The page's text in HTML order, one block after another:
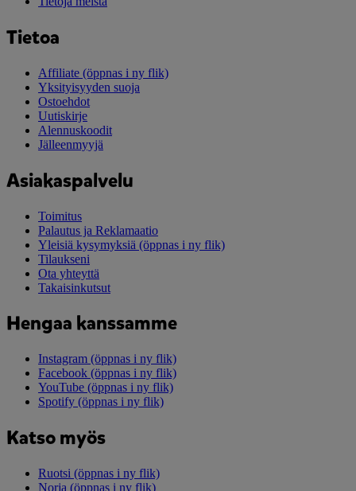
Tietoa
Affiliate (öppnas i ny flik)
Yksityisyyden suoja
Ostoehdot
Uutiskirje
Alennuskoodit
Jälleenmyyjä
Asiakaspalvelu
Toimitus
Palautus ja Reklamaatio
Yleisiä kysymyksiä (öppnas i ny flik)
Tilaukseni
Ota yhteyttä
Takaisinkutsut
Hengaa kanssamme
Instagram (öppnas i ny flik)
Facebook (öppnas i ny flik)
YouTube (öppnas i ny flik)
Spotify (öppnas i ny flik)
Katso myös
Ruotsi (öppnas i ny flik)
Norja (öppnas i ny flik)